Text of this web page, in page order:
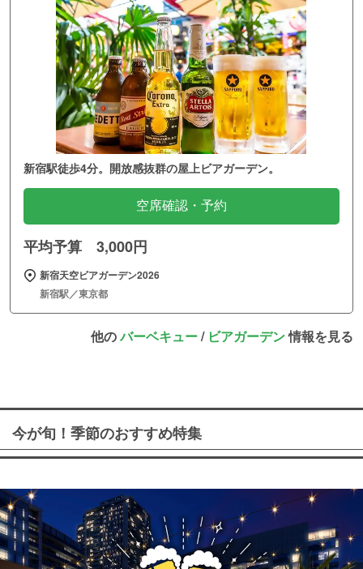
新宿駅徒歩4分。開放感抜群の屋上ビアガーデン。
空席確認・予約
平均予算 3,000円
新宿天空ビアガーデン2026
新宿駅／東京都
他のバーベキュー/ ビアガーデン情報を見る
今が旬！季節のおすすめ特集